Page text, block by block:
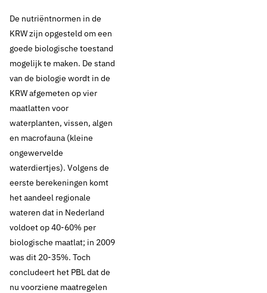
De nutriëntnormen in de
KRW zijn opgesteld om een
goede biologische toestand
mogelijk te maken. De stand
van de biologie wordt in de
KRW afgemeten op vier
maatlatten voor
waterplanten, vissen, algen
en macrofauna (kleine
ongewervelde
waterdiertjes). Volgens de
eerste berekeningen komt
het aandeel regionale
wateren dat in Nederland
voldoet op 40-60% per
biologische maatlat; in 2009
was dit 20-35%. Toch
concludeert het PBL dat de
nu voorziene maatregelen